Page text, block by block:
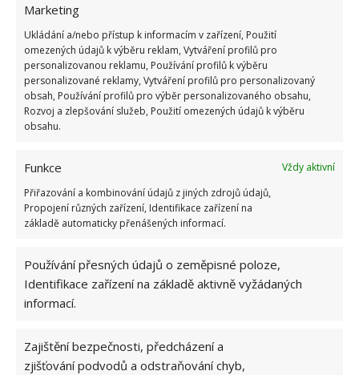
Marketing
Ukládání a/nebo přístup k informacím v zařízení, Použití
omezených údajů k výběru reklam, Vytváření profilů pro
personalizovanou reklamu, Používání profilů k výběru
personalizované reklamy, Vytváření profilů pro personalizovaný
obsah, Používání profilů pro výběr personalizovaného obsahu,
Rozvoj a zlepšování služeb, Použití omezených údajů k výběru
obsahu.
Funkce
Vždy aktivní
Přiřazování a kombinování údajů z jiných zdrojů údajů,
Propojení různých zařízení, Identifikace zařízení na
základě automaticky přenášených informací.
Používání přesných údajů o zeměpisné poloze,
Identifikace zařízení na základě aktivně vyžádaných
informací.
Zajištění bezpečnosti, předcházení a
zjišťování podvodů a odstraňování chyb,
5.8.2026
Na mastnou vodu v bazénu platí tato geniálně
jednoduchá finta, díky které ušetříte za drahou
údržbu
Tato lidová past zachytí všechny mouchy a vosy
v domácnosti během pár desítek minut
5.8.2026
O WEBU